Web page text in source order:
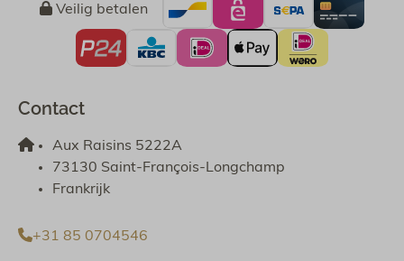
Veilig betalen
Contact
Aux Raisins 5222A
73130 Saint-François-Longchamp
Frankrijk
+31 85 0704546